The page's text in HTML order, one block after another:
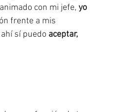
con mi jefe, yo
frente a mis
sí puedo aceptar,